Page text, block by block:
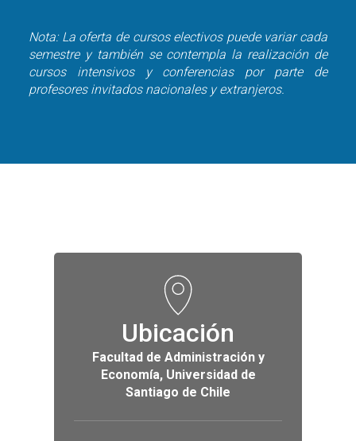
Nota: La oferta de cursos electivos puede variar cada
semestre y también se contempla la realización de
cursos intensivos y conferencias por parte de
profesores invitados nacionales y extranjeros.
Ubicación
Facultad de Administración y
Economía, Universidad de
Santiago de Chile